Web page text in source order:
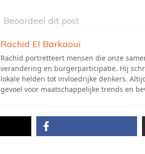
Beoordeel dit post
Rachid El Barkaoui
Rachid portretteert mensen die onze
verandering en burgerparticipatie. Hij
lokale helden tot invloedrijke denkers.
gevoel voor maatschappelijke trends en